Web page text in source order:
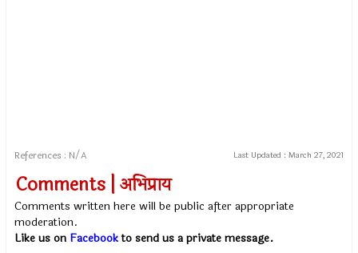
References : N/A Last Updated : March 27, 2021
Comments | अभिप्राय
Comments written here will be public after appropriate
moderation.
Like us on Facebookto send us a private message.